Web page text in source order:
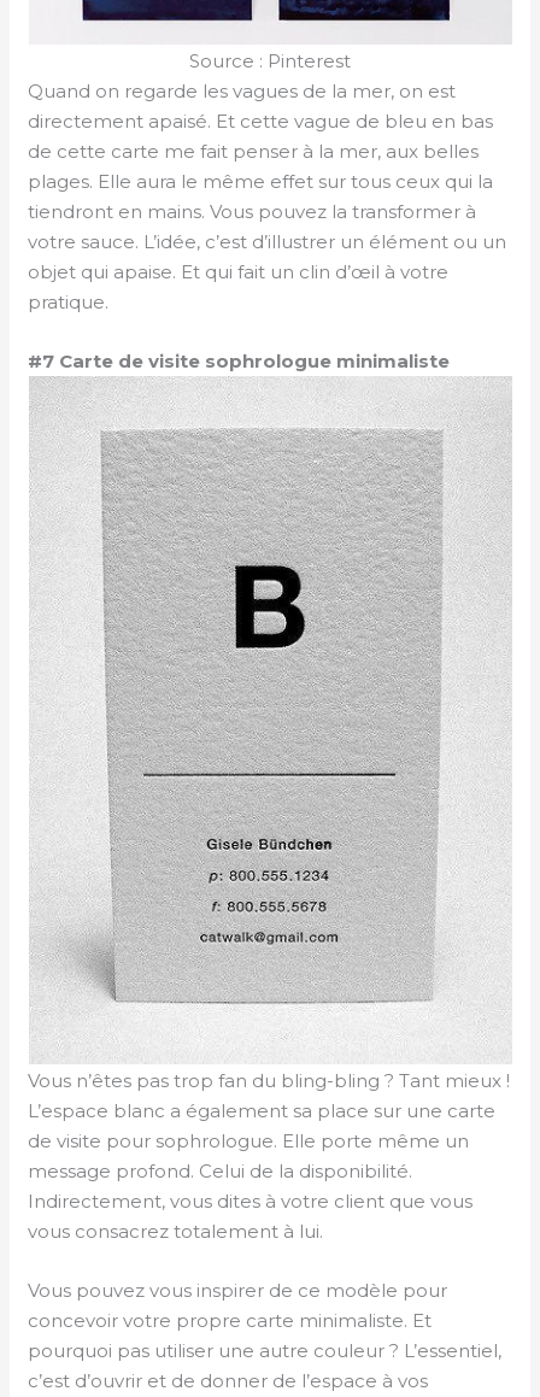
Source : Pinterest
Quand on regarde les vagues de la mer, on est
directement apaisé. Et cette vague de bleu en bas
de cette carte me fait penser à la mer, aux belles
plages. Elle aura le même effet sur tous ceux qui la
tiendront en mains. Vous pouvez la transformer à
votre sauce. L’idée, c’est d’illustrer un élément ou un
objet qui apaise. Et qui fait un clin d’œil à votre
pratique.
#7 Carte de visite sophrologue minimaliste
Vous n’êtes pas trop fan du bling-bling ? Tant mieux !
L’espace blanc a également sa place sur une carte
de visite pour sophrologue. Elle porte même un
message profond. Celui de la disponibilité.
Indirectement, vous dites à votre client que vous
vous consacrez totalement à lui.
Vous pouvez vous inspirer de ce modèle pour
concevoir votre propre carte minimaliste. Et
pourquoi pas utiliser une autre couleur ? L’essentiel,
c’est d’ouvrir et de donner de l’espace à vos